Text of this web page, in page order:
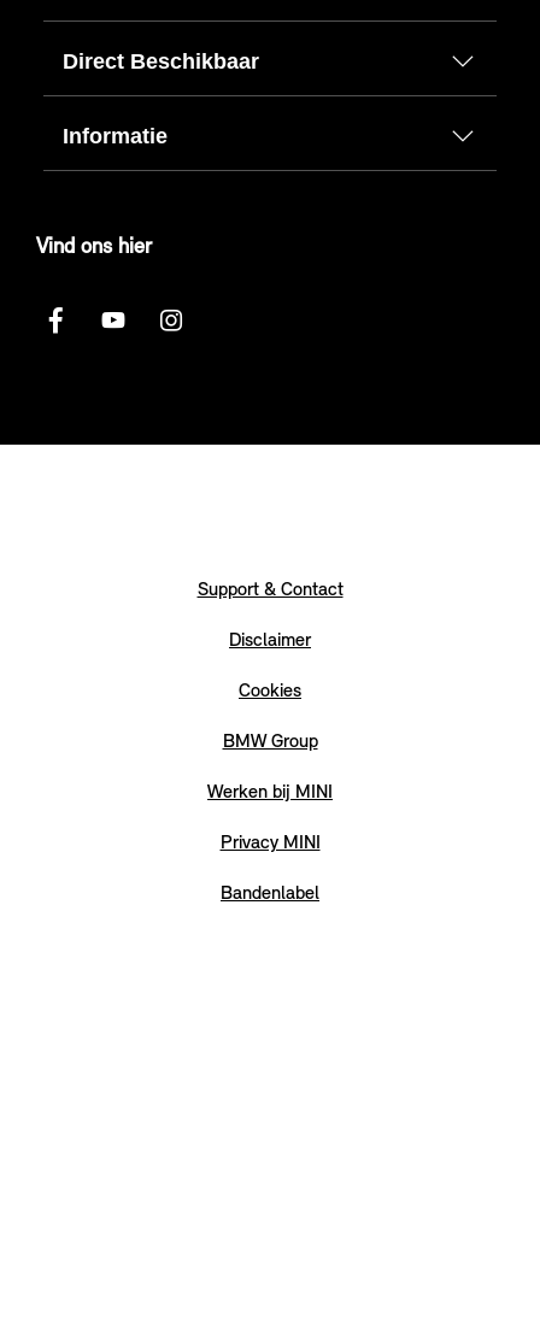
Direct Beschikbaar
Informatie
Vind ons hier
Support & Contact
Disclaimer
Cookies
BMW Group
Werken bij MINI
Privacy MINI
Bandenlabel